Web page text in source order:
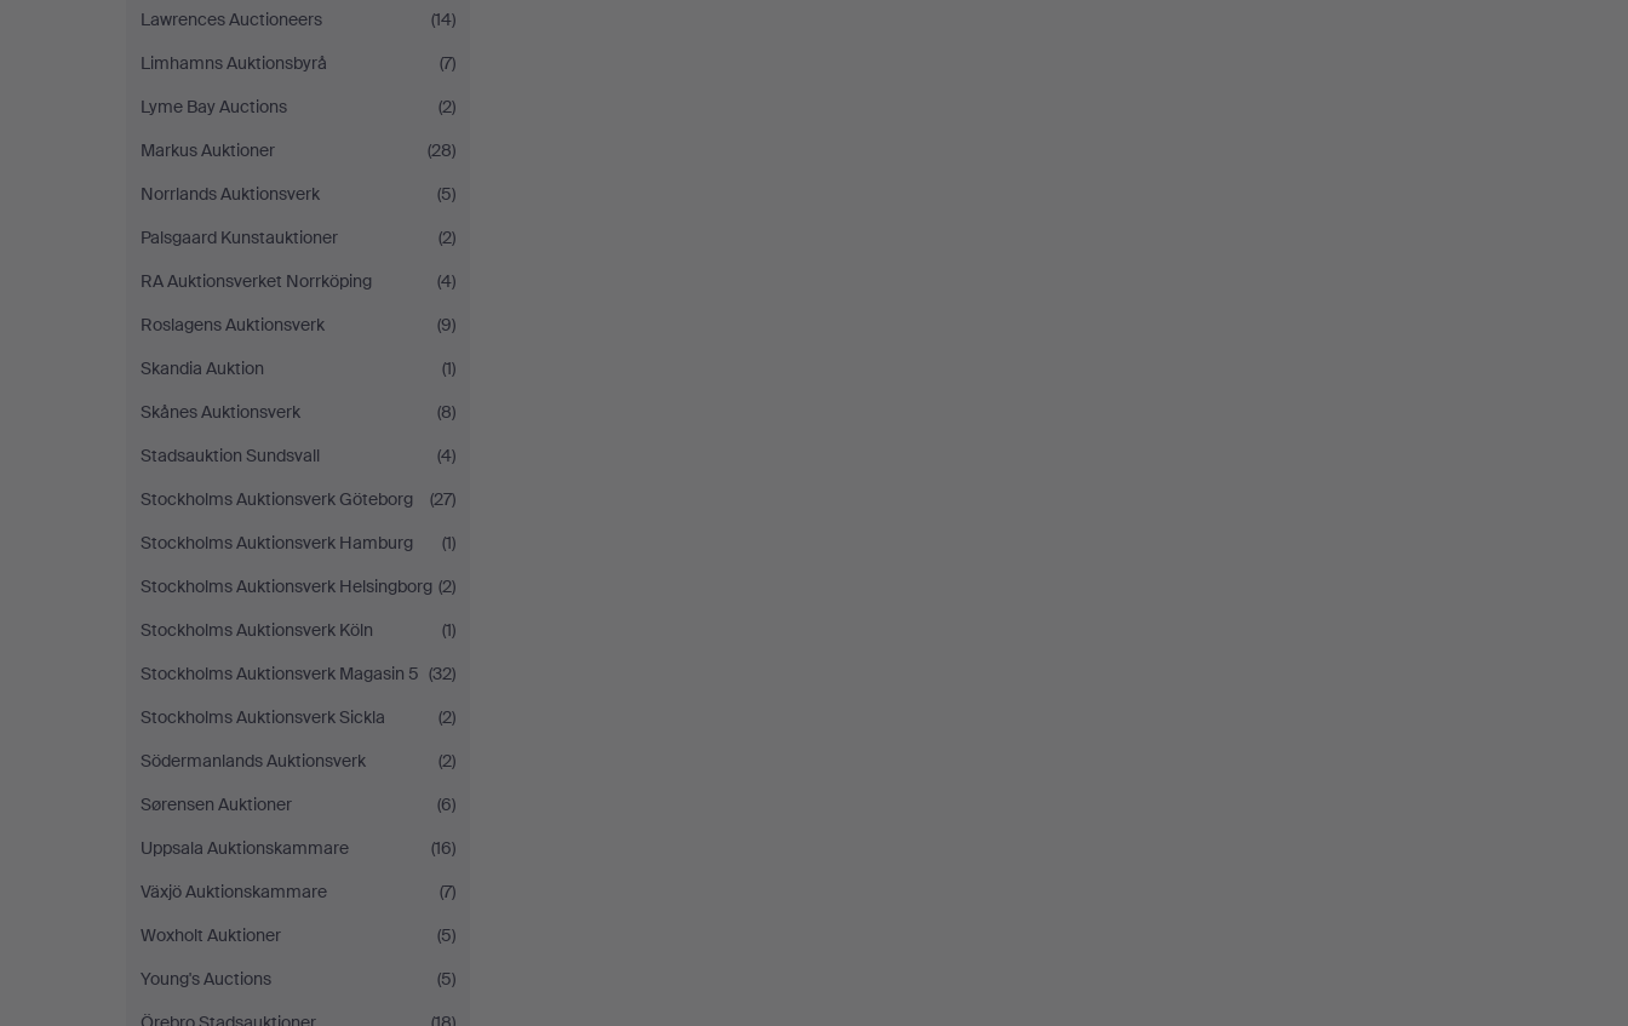
Lawrences Auctioneers
(14)
Limhamns Auktionsbyrå
(7)
Lyme Bay Auctions
(2)
Markus Auktioner
(28)
Norrlands Auktionsverk
(5)
Palsgaard Kunstauktioner
(2)
RA Auktionsverket Norrköping
(4)
Roslagens Auktionsverk
(9)
Skandia Auktion
(1)
Skånes Auktionsverk
(8)
Stadsauktion Sundsvall
(4)
Stockholms Auktionsverk Göteborg
(27)
Stockholms Auktionsverk Hamburg
(1)
Stockholms Auktionsverk Helsingborg (2)
Stockholms Auktionsverk Köln
(1)
Stockholms Auktionsverk Magasin 5 (32)
Stockholms Auktionsverk Sickla
(2)
Södermanlands Auktionsverk
(2)
Sørensen Auktioner
(6)
Uppsala Auktionskammare
(16)
Växjö Auktionskammare
(7)
Woxholt Auktioner
(5)
Young's Auctions
(5)